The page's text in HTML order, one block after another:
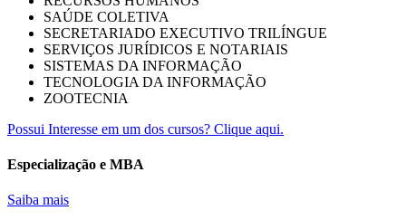
SAÚDE COLETIVA
SECRETARIADO EXECUTIVO TRILÍNGUE
SERVIÇOS JURÍDICOS E NOTARIAIS
SISTEMAS DA INFORMAÇÃO
TECNOLOGIA DA INFORMAÇÃO
ZOOTECNIA
Possui Interesse em um dos cursos? Clique aqui.
Especialização e MBA
Saiba mais